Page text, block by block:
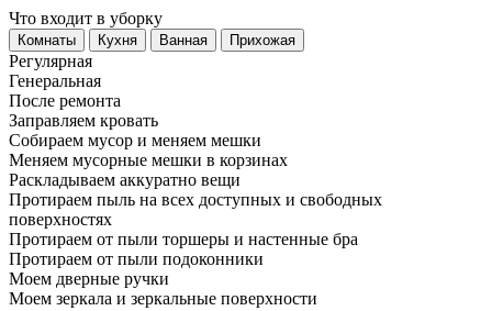
Что входит в уборку
Регу­лярная
Гене­ральная
После ремонта
Заправляем кровать
Собираем мусор и меняем мешки
Меняем мусорные мешки в корзинах
Раскладываем аккуратно вещи
Протираем пыль на всех доступных и свободных
поверхностях
Протираем от пыли торшеры и настенные бра
Протираем от пыли подоконники
Моем дверные ручки
Моем зеркала и зеркальные поверхности